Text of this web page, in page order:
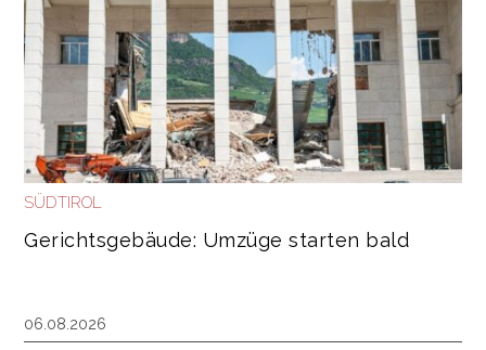
SÜDTIROL
Gerichtsgebäude: Umzüge starten bald
06.08.2026